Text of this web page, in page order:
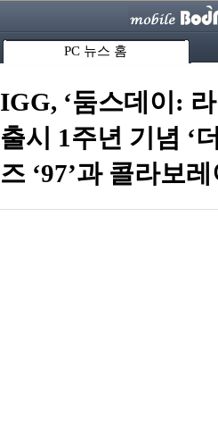
PC 뉴스 홈
IGG, ‘둠스데이:
출시 1주년 기념 ‘
즈 ‘97’과 콜라보